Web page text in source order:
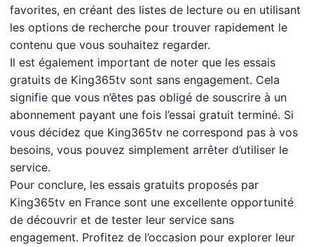
favorites, en créant des listes de lecture ou en utilisant
les options de recherche pour trouver rapidement le
contenu que vous souhaitez regarder.
Il est également important de noter que les essais
gratuits de King365tv sont sans engagement. Cela
signifie que vous n’êtes pas obligé de souscrire à un
abonnement payant une fois l’essai gratuit terminé. Si
vous décidez que King365tv ne correspond pas à vos
besoins, vous pouvez simplement arrêter d’utiliser le
service.
Pour conclure, les essais gratuits proposés par
King365tv en France sont une excellente opportunité
de découvrir et de tester leur service sans
engagement. Profitez de l’occasion pour explorer leur